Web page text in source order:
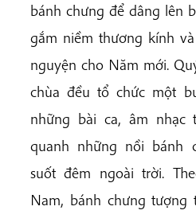
bánh chưng để dâng lên
gắm niềm thương kính
nguyện cho Năm mới.
chùa đều tổ chức một
những bài ca, âm nhạc
quanh những nồi bánh
suốt đêm ngoài trời.
Nam, bánh chưng